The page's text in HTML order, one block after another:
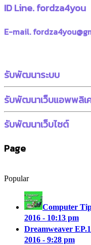
ID Line. fordza4you
E-mail.
รับพัฒนาระบบ
รับพัฒนาเว็บแอพพลิเ
รับพัฒนาเว็บไซต์
Page
Popular
Computer
2016 - 10:13 pm
Dreamweaver
2016 - 9:28 pm